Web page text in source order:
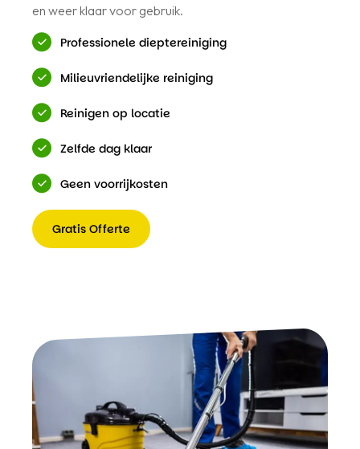
en weer klaar voor gebruik.
Professionele dieptereiniging
Milieuvriendelijke reiniging
Reinigen op locatie
Zelfde dag klaar
Geen voorrijkosten
Gratis Offerte